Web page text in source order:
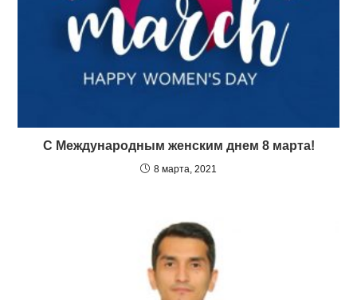
С Международным женским днем 8 марта!
8 марта, 2021